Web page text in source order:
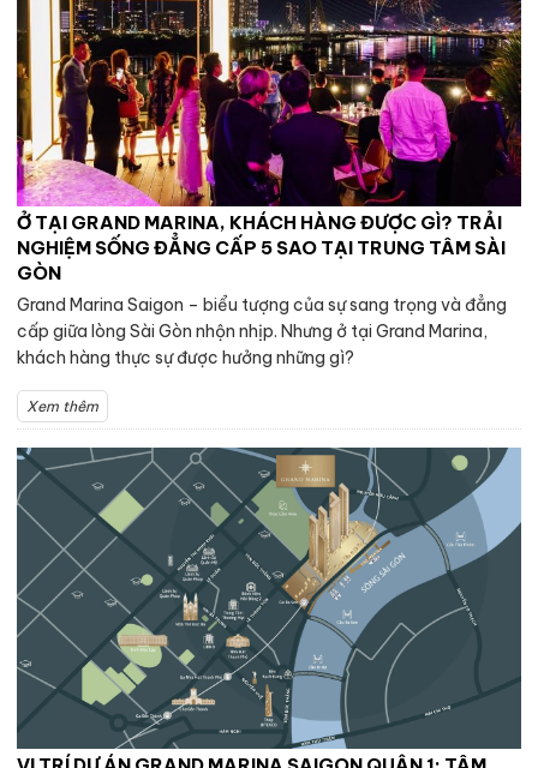
Ở TẠI GRAND MARINA, KHÁCH HÀNG ĐƯỢC GÌ? TRẢI
NGHIỆM SỐNG ĐẲNG CẤP 5 SAO TẠI TRUNG TÂM SÀI
GÒN
Grand Marina Saigon – biểu tượng của sự sang trọng và đẳng
cấp giữa lòng Sài Gòn nhộn nhịp. Nhưng ở tại Grand Marina,
khách hàng thực sự được hưởng những gì?
Xem thêm